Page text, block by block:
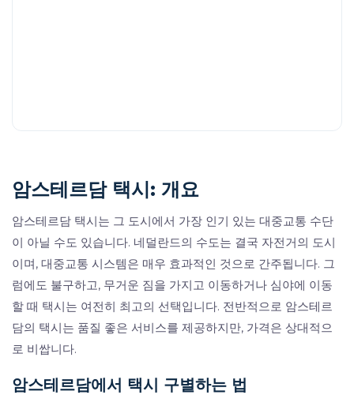
암스테르담 택시: 개요
암스테르담 택시는 그 도시에서 가장 인기 있는 대중교통 수단
이 아닐 수도 있습니다. 네덜란드의 수도는 결국 자전거의 도시
이며, 대중교통 시스템은 매우 효과적인 것으로 간주됩니다. 그
럼에도 불구하고, 무거운 짐을 가지고 이동하거나 심야에 이동
할 때 택시는 여전히 최고의 선택입니다. 전반적으로 암스테르
담의 택시는 품질 좋은 서비스를 제공하지만, 가격은 상대적으
로 비쌉니다.
암스테르담에서 택시 구별하는 법